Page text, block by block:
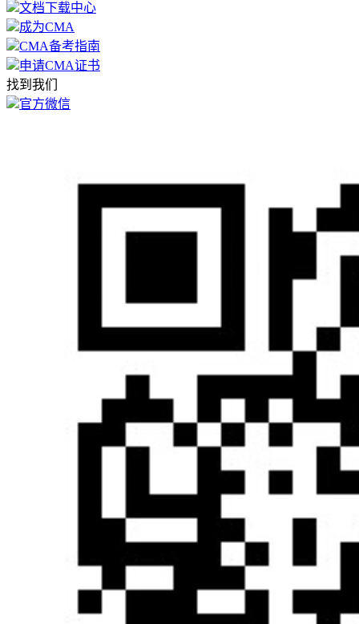
文档下载中心
成为CMA
CMA备考指南
申请CMA证书
找到我们
官方微信